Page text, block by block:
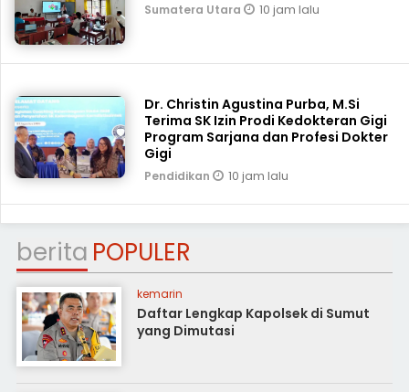
Sumatera Utara 10 jam lalu
Dr. Christin Agustina Purba, M.Si
Terima SK Izin Prodi Kedokteran Gigi
Program Sarjana dan Profesi Dokter
Gigi
Pendidikan 10 jam lalu
berita POPULER
kemarin
Daftar Lengkap Kapolsek di Sumut
yang Dimutasi